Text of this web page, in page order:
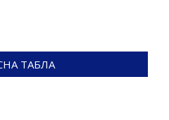
ТАБЛА